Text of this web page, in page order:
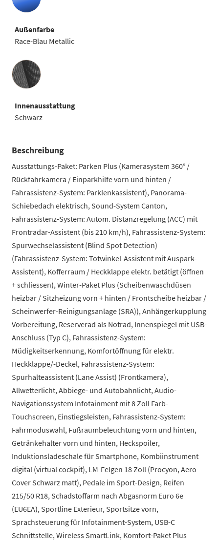
Außenfarbe
Race-Blau Metallic
Innenausstattung
Innenausstattung
Schwarz
Beschreibung
Ausstattungs-Paket: Parken Plus (Kamerasystem 360° /
Rückfahrkamera / Einparkhilfe vorn und hinten /
Fahrassistenz-System: Parklenkassistent), Panorama-
Schiebedach elektrisch, Sound-System Canton,
Fahrassistenz-System: Autom. Distanzregelung (ACC) mit
Frontradar-Assistent (bis 210 km/h), Fahrassistenz-System:
Spurwechselassistent (Blind Spot Detection)
(Fahrassistenz-System: Totwinkel-Assistent mit Auspark-
Assistent), Kofferraum / Heckklappe elektr. betätigt (öffnen
+ schliessen), Winter-Paket Plus (Scheibenwaschdüsen
heizbar / Sitzheizung vorn + hinten / Frontscheibe heizbar /
Scheinwerfer-Reinigungsanlage (SRA)), Anhängerkupplung
Vorbereitung, Reserverad als Notrad, Innenspiegel mit USB-
Anschluss (Typ C), Fahrassistenz-System:
Müdigkeitserkennung, Komfortöffnung für elektr.
Heckklappe/-Deckel, Fahrassistenz-System:
Spurhalteassistent (Lane Assist) (Frontkamera),
Allwetterlicht, Abbiege- und Autobahnlicht, Audio-
Navigationssystem Infotainment mit 8 Zoll Farb-
Touchscreen, Einstiegsleisten, Fahrassistenz-System:
Fahrmoduswahl, Fußraumbeleuchtung vorn und hinten,
Getränkehalter vorn und hinten, Heckspoiler,
Induktionsladeschale für Smartphone, Kombiinstrument
digital (virtual cockpit), LM-Felgen 18 Zoll (Procyon, Aero-
Cover Schwarz matt), Pedale im Sport-Design, Reifen
215/50 R18, Schadstoffarm nach Abgasnorm Euro 6e
(EU6EA), Sportline Exterieur, Sportsitze vorn,
Sprachsteuerung für Infotainment-System, USB-C
Schnittstelle, Wireless SmartLink, Komfort-Paket Plus